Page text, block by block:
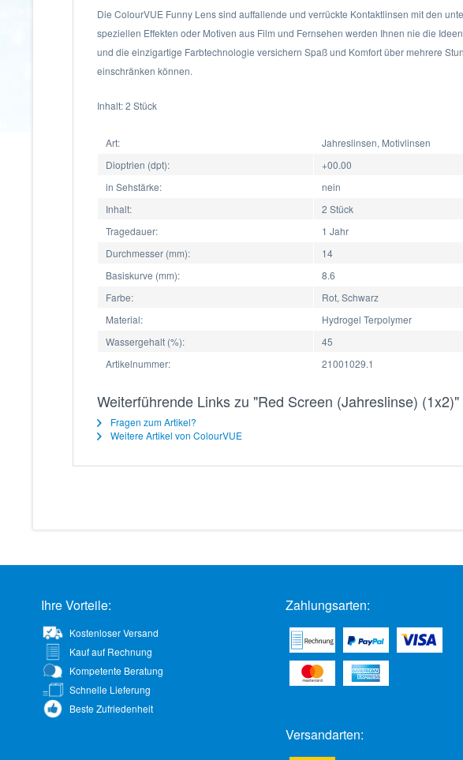
Die ColourVUE Funny Lens sind auffallende und verrückte Kontaktlinsen mit den
speziellen Effekten oder Motiven aus Film und Fernsehen werden Ihnen nie die
und die einzigartige Farbtechnologie versichern Spaß und Komfort über mehrere
einschränken können.
Inhalt: 2 Stück
Art:
Jahreslinsen, Motivlinsen
Dioptrien (dpt):
+00.00
in Sehstärke:
nein
Inhalt:
2 Stück
Tragedauer:
1 Jahr
Durchmesser (mm):
14
Basiskurve (mm):
8.6
Farbe:
Rot, Schwarz
Material:
Hydrogel Terpolymer
Wassergehalt (%):
45
Artikelnummer:
21001029.1
Weiterführende Links zu "Red Screen (Jahreslinse) (1x2)"
Fragen zum Artikel?
Weitere Artikel von ColourVUE
Ihre Vorteile:
Kostenloser Versand
Kauf auf Rechnung
Kompetente Beratung
Schnelle Lieferung
Beste Zufriedenheit
Zahlungsarten:
Versandarten: